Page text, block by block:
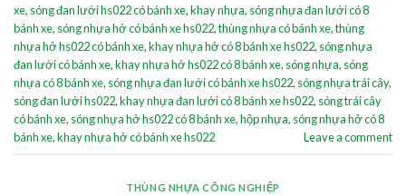
xe, sóng đan lưới hs022 có bánh xe,khay nhựa, sóng nhựa đan lưới có 8
bánh xe, sóng nhựa hở có bánh xe hs022,thùng nhựa có bánh xe,thùng
nhựa hở hs022 có bánh xe,khay nhựa hở có 8 bánh xe hs022, sóng nhựa
đan lưới có bánh xe,khay nhựa hở hs022 có 8 bánh xe, sóng nhựa, sóng
nhựa có 8 bánh xe, sóng nhựa đan lưới có bánh xe hs022, sóng nhựa trái cây,
sóng đan lưới hs022,khay nhựa đan lưới có 8 bánh xe hs022, sóng trái cây
có bánh xe, sóng nhựa hở hs022 có 8 bánh xe,hộp nhựa, sóng nhựa hở có 8
bánh xe,khay nhựa hở có bánh xe hs022 Leave a comment
THÙNG NHỰA CÔNG NGHIỆP